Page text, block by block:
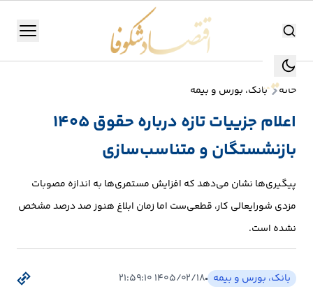
جستجو جستجو
منو
تولید
صنعت
انرژی
بورس
خانه بانک، بورس و بیمه
اعلام جزییات تازه درباره حقوق ۱۴۰۵
بازنشستگان و متناسب‌سازی
پیگیری‌ها نشان می‌دهد که افزایش مستمری‌ها به اندازه مصوبات
مزدی شورایعالی کار، قطعی‌ست اما زمان ابلاغ هنوز صد درصد مشخص
نشده است.
بانک، بورس و بیمه ۱۴۰۵/۰۲/۱۸ ۲۱:۵۹:۱۰